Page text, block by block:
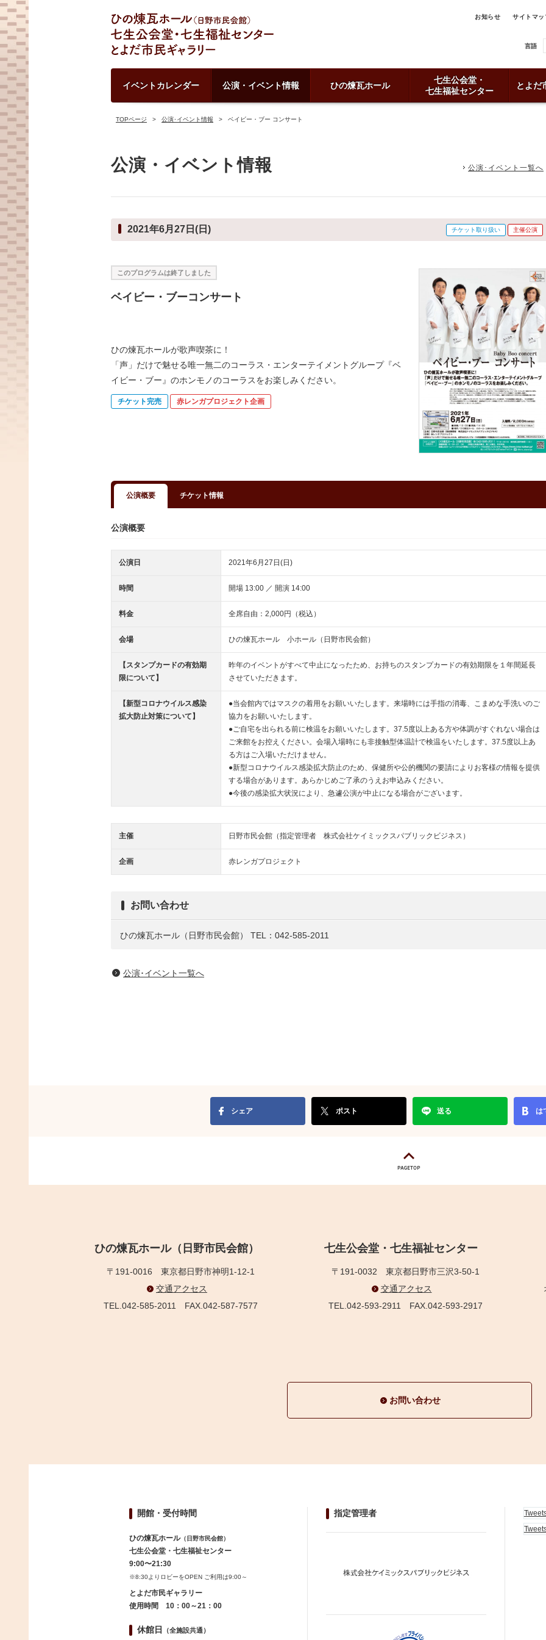
お知らせ サイトマッ
言語
イベントカレンダー 公演・イベント情報 ひの煉瓦ホール
七生公会堂・
七生福祉センター
とよだ
TOPページ 公演･イベント情報 ベイビー・ブー コンサート
公演・イベント情報 公演･イベント一覧へ
2021年6月27日(日) チケット取り扱い 主催公演
このプログラムは終了しました
ベイビー・ブーコンサート
ひの煉瓦ホールが歌声喫茶に！
「声」だけで魅せる唯一無二のコーラス・エンターテイメントグループ『ベ
イビー・ブー』のホンモノのコーラスをお楽しみください。
チケット完売 赤レンガプロジェクト企画
公演概要 チケット情報
公演概要
公演日 2021年6月27日(日)
時間 開場 13:00 ／ 開演 14:00
料金 全席自由：2,000円（税込）
会場 ひの煉瓦ホール 小ホール（日野市民会館）
【スタンプカードの有効期
限について】
昨年のイベントがすべて中止になったため、お持ちのスタンプカードの有効期限を１年間延長
させていただきます。
【新型コロナウイルス感染
拡大防止対策について】
●当会館内ではマスクの着用をお願いいたします。来場時には手指の消毒、こまめな手洗いのご
協力をお願いいたします。
●ご自宅を出られる前に検温をお願いいたします。37.5度以上ある方や体調がすぐれない場合は
ご来館をお控えください。会場入場時にも非接触型体温計で検温をいたします。37.5度以上あ
る方はご入場いただけません。
●新型コロナウイルス感染拡大防止のため、保健所や公的機関の要請によりお客様の情報を提供
する場合があります。あらかじめご了承のうえお申込みください。
●今後の感染拡大状況により、急遽公演が中止になる場合がございます。
主催 日野市民会館（指定管理者 株式会社ケイミックスパブリックビジネス）
企画 赤レンガプロジェクト
お問い合わせ
ひの煉瓦ホール（日野市民会館） TEL：042-585-2011
公演･イベント一覧へ
シェア ポスト 送る は
ひの煉瓦ホール（日野市民会館）
〒191-0016 東京都日野市神明1-12-1
交通アクセス
TEL.042-585-2011 FAX.042-587-7577
七生公会堂・七生福祉センター
〒191-0032 東京都日野市三沢3-50-1
交通アクセス
TEL.042-593-2911 FAX.042-593-2917
お問い合わせ
開館・受付時間
ひの煉瓦ホール（日野市民会館）
七生公会堂・七生福祉センター
9:00〜21:30
※8:30よりロビーをOPEN ご利用は9:00～
とよだ市民ギャラリー
使用時間 10：00～21：00
休館日 （全施設共通）
指定管理者